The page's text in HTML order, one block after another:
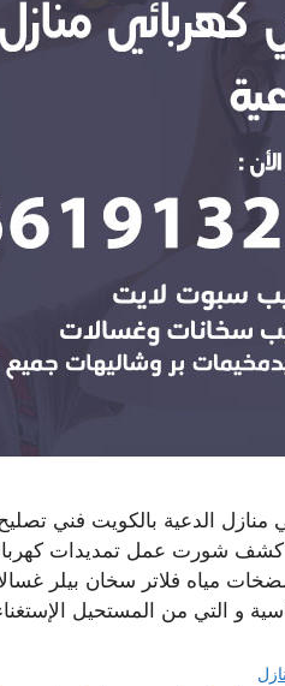
كشف شورت عمل تمديدات
مياه فلاتر سخان بيلر
و التي من المستحيل